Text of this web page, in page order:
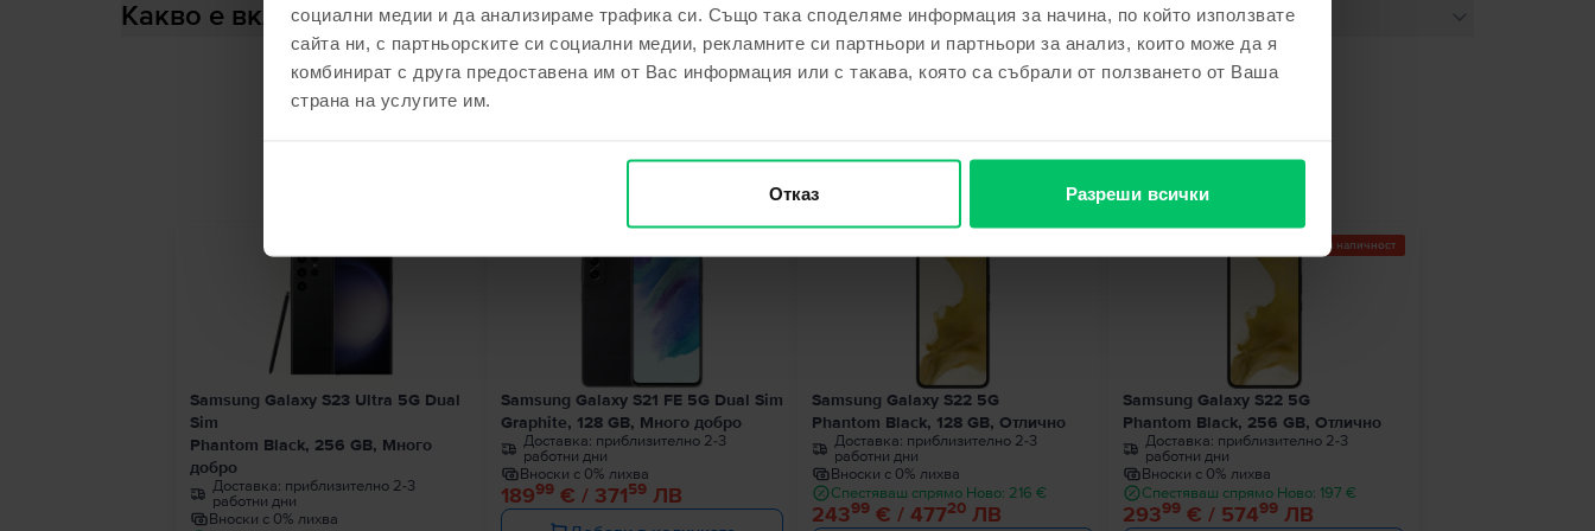
социални медии и да анализираме трафика си. Също така споделяме информация за начина, по който използвате
сайта ни, с партньорските си социални медии, рекламните си партньори и партньори за анализ, които може да я
комбинират с друга предоставена им от Вас информация или с такава, която са събрали от ползването от Ваша
страна на услугите им.
Отказ Разреши всички
Какво е включено в кутията?
Сходни продукти с твоето търсене
Samsung Galaxy S23 Ultra 5G Dual
Sim
Phantom Black, 256 GB, Много
добро
Доставка: приблизително 2-3
работни дни
Вноски с 0% лихва
Samsung Galaxy S21 FE 5G Dual Sim
Graphite, 128 GB, Много добро
Доставка: приблизително 2-3
работни дни
Вноски с 0% лихва
18999€ / 37159ЛВ
Samsung Galaxy S22 5G
Phantom Black, 128 GB, Отлично
Доставка: приблизително 2-3
работни дни
Вноски с 0% лихва
Спестяваш спрямо Ново: 216 €
24399 € / 47720 ЛВ
Последен в наличност
Samsung Galaxy S22 5G
Phantom Black, 256 GB, Отлично
Доставка: приблизително 2-3
работни дни
Вноски с 0% лихва
Спестяваш спрямо Ново: 197 €
29399 € / 57499 ЛВ